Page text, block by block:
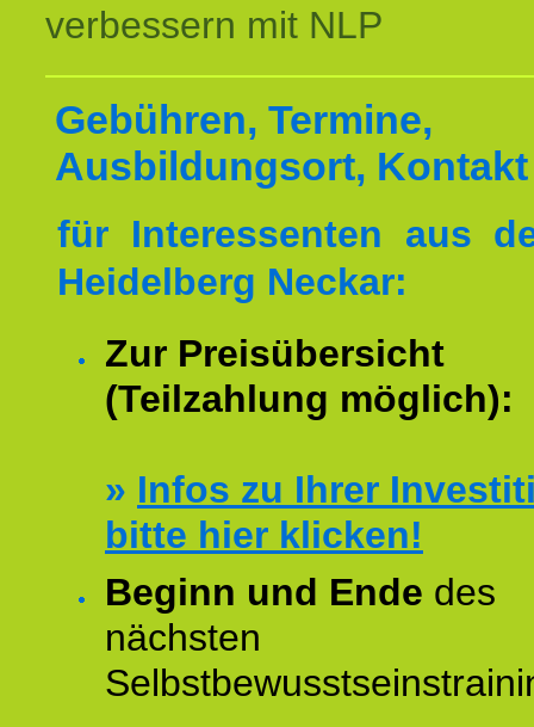
verbessern mit NLP
Gebühren, Termine,
Ausbildungsort, Kontakt
für Interessenten aus
Heidelberg Neckar:
Zur Preisübersicht
(Teilzahlung möglich):
» Infos zu Ihrer
bitte hier klicken!
Beginn und Ende des
nächsten